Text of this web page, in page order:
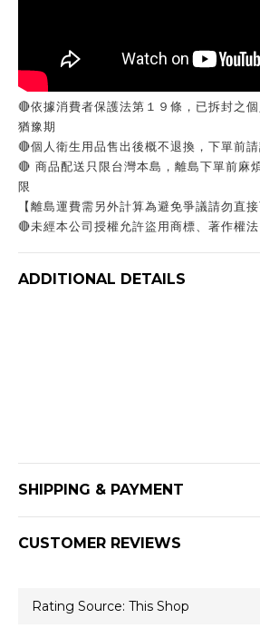
🔴依據消費者保護法第１９條，已拆封之
猶豫期
🔴個人衛生用品售出後概不退換，下單前
🔴 商品配送只限台灣本島，離島下單前麻
限
【離島運費需另外計算為避免爭議請勿直接
🔴未經本公司授權允許盜用商標、著作權
ADDITIONAL DETAILS
SHIPPING & PAYMENT
CUSTOMER REVIEWS